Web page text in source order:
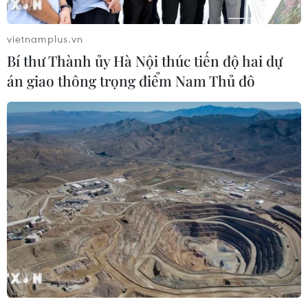
07/08/2026 04:28
Mỹ áp thuế 15% đối với nguyên liệu
quan trọng để sản xuất chip
07/08/2026 00:56
Google Wallet cho phép phụ huynh
thiết lập số dư an toàn của con cái
06/08/2026 23:44
ChatGPT cung cấp tính năng chat
không giới hạn cho người dùng miễn
phí
06/08/2026 23:32
vietnamplus.vn
Bí thư Thành ủy Hà Nội thúc tiến độ hai dự
án giao thông trọng điểm Nam Thủ đô